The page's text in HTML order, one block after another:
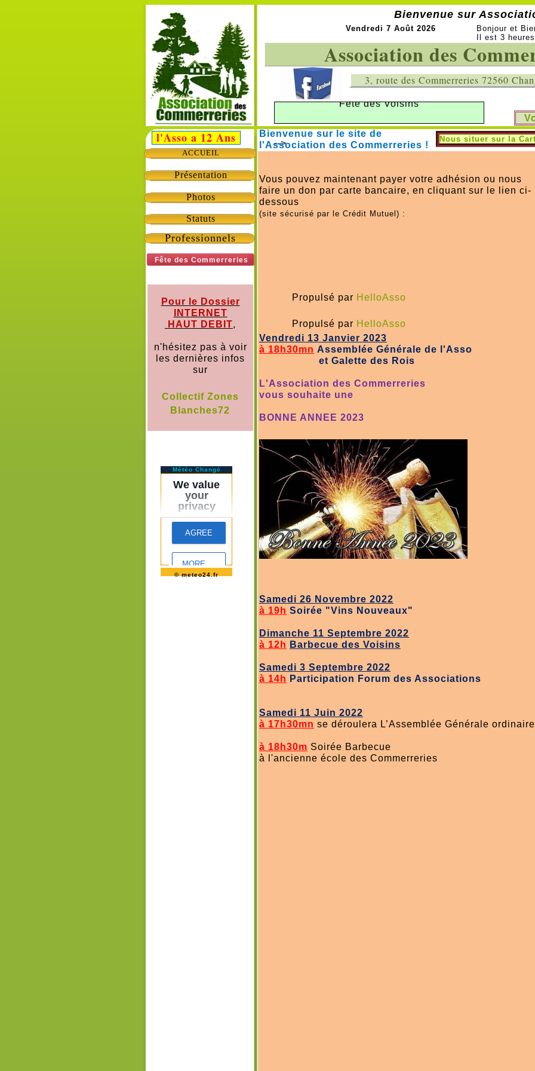
Bienvenue sur
Vendredi 7 Août 2026
Bonjour et
Il est 3
Association des
3, route des Commerreries 72560
Vendredi 13 Janvier 2023
Assemblée Générale et Galette des Rois
Vendredi 2 Juin 2023
Dimanche 10 Septembre 2023
Barbecue des Voisins
-->
Bienvenue sur le site de
l'Association des Commerreries !
Vous pouvez maintenant payer votre adhésion ou nous
faire un don par carte bancaire, en cliquant sur le lien ci-
dessous
(site sécurisé par le Crédit Mutuel) :
Vendredi 13 Janvier 2023
à 18h30mn Assemblée Générale de l'Asso
et Galette des Rois
L'Association des Commerreries
vous souhaite une
BONNE ANNEE 2023
Samedi 26 Novembre 2022
à 19h Soirée "Vins Nouveaux"
Dimanche 11 Septembre 2022
à 12h Barbecue des Voisins
Samedi 3 Septembre 2022
à 14h Participation Forum des Associations
Samedi 11 Juin 2022
à 17h30mn se déroulera L’Assemblée Générale
à 18h30m Soirée Barbecue
à l'ancienne école des Commerreries
l'Asso a 12 Ans
Nous situer sur la
ACCUEIL
Présentation
Photos
Statuts
Professionnels
Propulsé par HelloAsso
Fête des Commerreries
Propulsé par HelloAsso
Pour le Dossier
INTERNET
HAUT DEBIT,
n'hésitez pas à voir
les dernières infos
sur
Collectif Zones
Blanches72
Météo Changé
© meteo24.fr